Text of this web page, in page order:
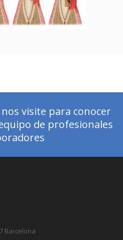
visite para conocer
de profesionales
Barcelona